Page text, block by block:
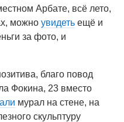
Арбате, всё лето,
можно увидеть ещё и
за фото, и
благо повод
Фокина, 23 вместо
мурал на стене, на
скульптуру